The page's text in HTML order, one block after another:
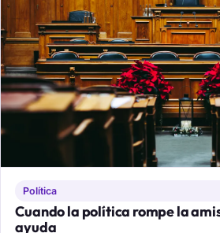
Política
Cuando la política rompe la
ayuda